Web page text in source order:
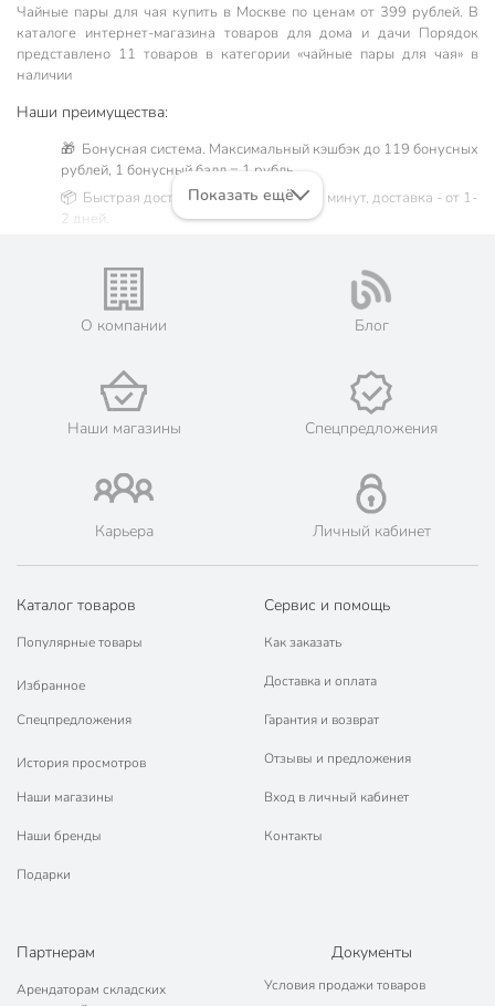
Чайные пары для чая купить в Москве по ценам от 399 рублей. В
каталоге интернет-магазина товаров для дома и дачи Порядок
представлено 11 товаров в категории «чайные пары для чая» в
наличии
Наши преимущества:
🎁 Бонусная система. Максимальный кэшбэк до 119 бонусных
рублей, 1 бонусный балл = 1 рубль.
📦 Быстрая доставка. Самовывоз от 60 минут, доставка - от 1-
2 дней.
Жители Московской области могут сделать заказ и оплатить
его онлайн на официальном сайте сети магазинов Порядок.
💳 Оплата: онлайн на сайте интернет-гипермаркета или
🛍 Скидки, акции, распродажи каждый день!
📜 Только оригинальная продукция. Интернет-гипермаркет
Порядок - официальный представитель ведущих мировых
марок.
Показать ещё
О компании Блог
Наши магазины Спецпредложения
Карьера Личный кабинет
Каталог товаров
Популярные товары
Избранное
Спецпредложения
История просмотров
Наши магазины
Наши бренды
Подарки
Сервис и помощь
Как заказать
Доставка и оплата
Гарантия и возврат
Отзывы и предложения
Вход в личный кабинет
Контакты
Партнерам
Арендаторам складских
Документы
Условия продажи товаров